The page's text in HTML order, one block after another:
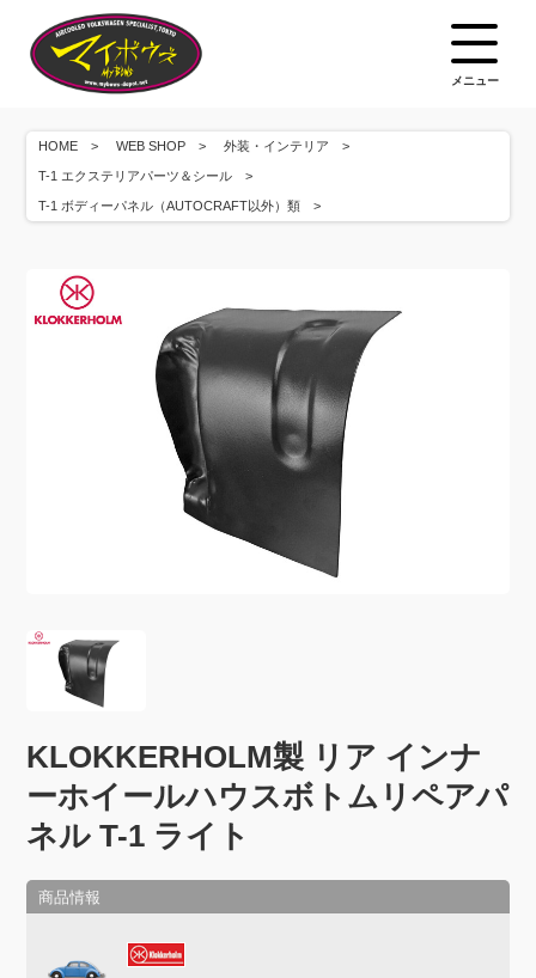
メニュー
HOME WEB SHOP 外装・インテリア
T-1 エクステリアパーツ＆シール
T-1 ボディーパネル（AUTOCRAFT以外）類
KLOKKERHOLM製 リア インナ
ーホイールハウスボトムリペアパ
ネル T-1 ライト